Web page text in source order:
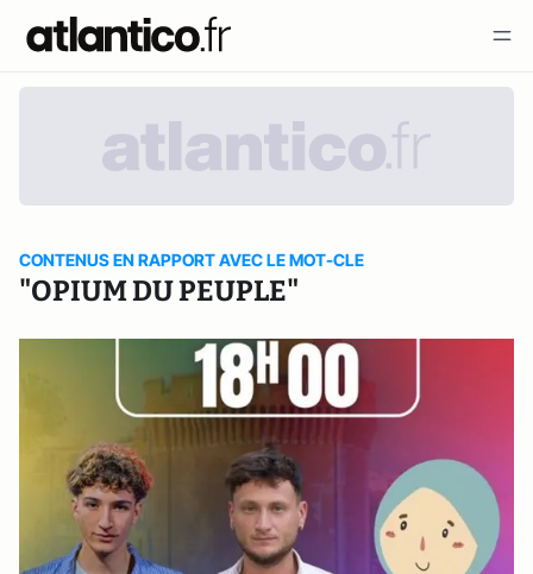
CONTENUS EN RAPPORT AVEC LE MOT-CLE
"OPIUM DU PEUPLE"